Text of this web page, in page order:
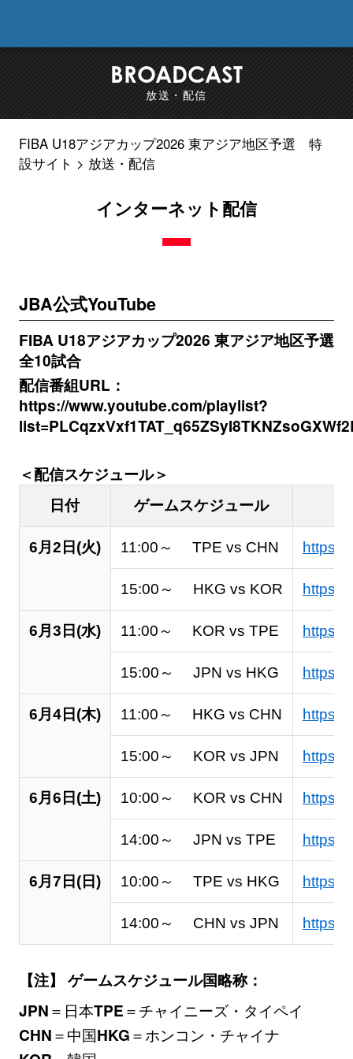
BROADCAST
放送・配信
FIBA U18アジアカップ2026 東アジア地区予選 特
設サイト
放送・配信
インターネット配信
JBA公式YouTube
FIBA U18アジアカップ2026 東アジア地区予選
全10試合
配信番組URL：
https://www.youtube.com/playlist?
＜配信スケジュール＞
日付 ゲームスケジュール
6月2日(火) 11:00～ TPE vs CHN https://
15:00～ HKG vs KOR https://
6月3日(水) 11:00～ KOR vs TPE https://
15:00～ JPN vs HKG https://
6月4日(木) 11:00～ HKG vs CHN https://
15:00～ KOR vs JPN https://
6月6日(土) 10:00～ KOR vs CHN https://
14:00～ JPN vs TPE https://
6月7日(日) 10:00～ TPE vs HKG https://
14:00～ CHN vs JPN https://
【注】 ゲームスケジュール国略称：
JPN＝日本TPE＝チャイニーズ・タイペイ
CHN＝中国HKG＝ホンコン・チャイナ